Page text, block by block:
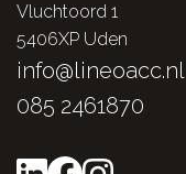
Vluchtoord 1
5406XP Uden
info@lineoacc.nl
085 2461870